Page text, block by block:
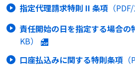
指定代理請求特則 II 条項 （PDF/
責任開始の日を指定する場合の
KB）
口座払込みに関する特則条項